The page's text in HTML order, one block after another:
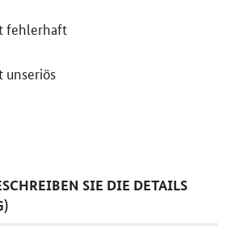
fehlerhaft
unseriös
SIE DIE DETAILS